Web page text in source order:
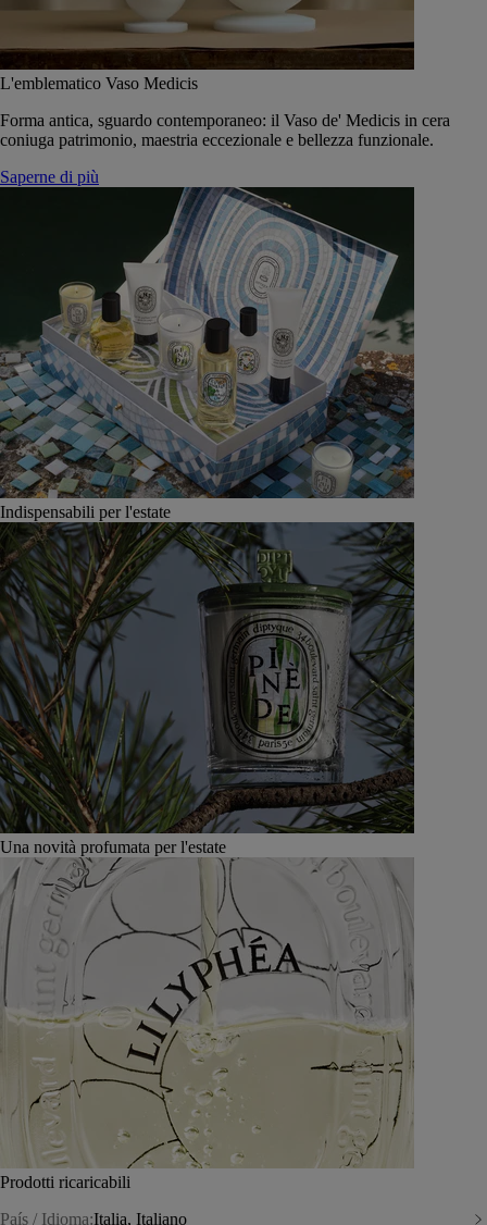
L'emblematico Vaso Medicis
Forma antica, sguardo contemporaneo: il Vaso de' Medicis in cera
coniuga patrimonio, maestria eccezionale e bellezza funzionale.
Saperne di più
Indispensabili per l'estate
Una novità profumata per l'estate
Prodotti ricaricabili
País / Idioma:Italia, Italiano